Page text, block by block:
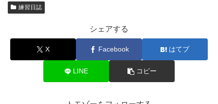
練習日誌
シェアする
X Facebook はてブ
LINE コピー